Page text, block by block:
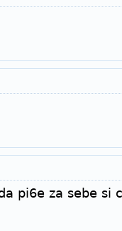
pi6e za sebe si